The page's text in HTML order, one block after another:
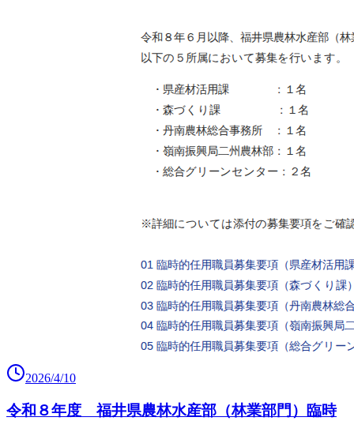
2026/4/10
令和８年度 福井県農林水産部（林業部門）臨時